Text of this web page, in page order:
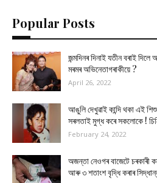
Popular Posts
জন্মদিনৰ দিনাই যতীন বৰাই
মৰমৰ অভিনেতাগৰাকীয়ে ?
April 26, 2022
আঙুলি দেখুৱাই কান্দি থকা এই
সৰলতাই মুগ্ধ কৰে সকলোকে !
February 24, 2022
অজন্তা নেওগৰ বাজেটে চৰকাৰী
আৰু ৩ শতাংশ বৃদ্ধি কৰাৰ